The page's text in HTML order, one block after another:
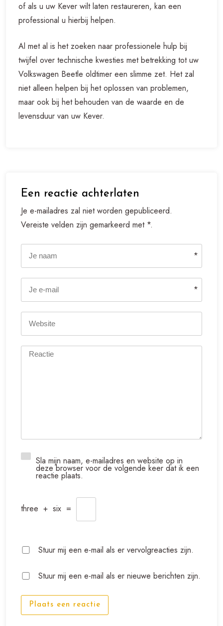
of als u uw Kever wilt laten restaureren, kan een
professional u hierbij helpen.
Al met al is het zoeken naar professionele hulp bij
twijfel over technische kwesties met betrekking tot uw
Volkswagen Beetle oldtimer een slimme zet. Het zal
niet alleen helpen bij het oplossen van problemen,
maar ook bij het behouden van de waarde en de
levensduur van uw Kever.
Een reactie achterlaten
Je e-mailadres zal niet worden gepubliceerd.
Vereiste velden zijn gemarkeerd met *.
*
*
Sla mijn naam, e-mailadres en website op in
deze browser voor de volgende keer dat ik een
reactie plaats.
three + six =
Stuur mij een e-mail als er vervolgreacties zijn.
Stuur mij een e-mail als er nieuwe berichten zijn.
Plaats een reactie